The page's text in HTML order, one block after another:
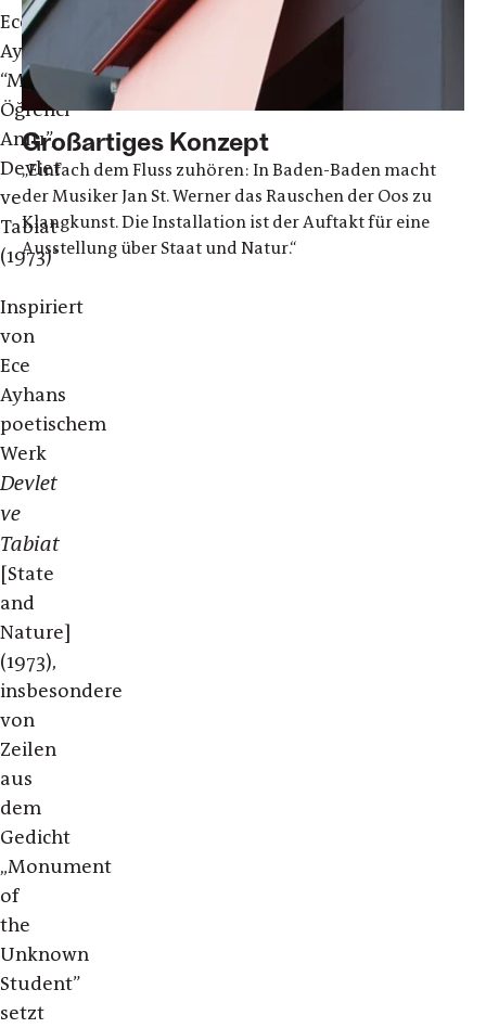
Ece
Ayhan,
“Meçhul
Öğrenci
Anıtı”,
Devlet
ve
Tabiat
(1973)*
Inspiriert
von
Ece
Ayhans
poetischem
Werk
Devlet
ve
Tabiat
[State
and
Nature]
(1973),
insbesondere
von
Zeilen
aus
dem
Gedicht
„Monument
of
the
Unknown
Student”
setzt
Großartiges Konzept
„Einfach dem Fluss zuhören: In Baden-Baden macht
der Musiker Jan St. Werner das Rauschen der Oos zu
Klangkunst. Die Installation ist der Auftakt für eine
Ausstellung über Staat und Natur.“